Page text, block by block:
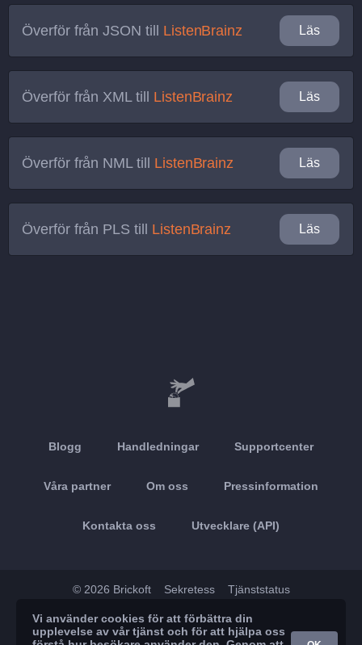
Överför frånJSON till ListenBrainz Läs
Överför från XML till ListenBrainz Läs
Överför från NML till ListenBrainz Läs
Överför från PLS till ListenBrainz Läs
Blogg Handledningar Supportcenter
Våra partner Om oss Pressinformation
Kontakta oss Utvecklare (API)
© 2026 Brickoft Sekretess Tjänststatus
App Store Google Play
Vi använder cookies för att förbättra din
upplevelse av vår tjänst och för att hjälpa oss